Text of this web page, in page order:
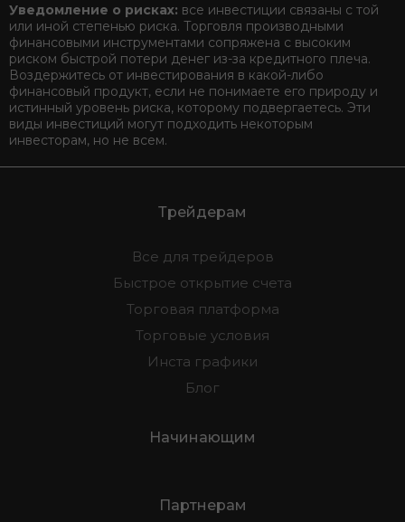
Уведомление о рисках: все инвестиции связаны с той
или иной степенью риска. Торговля производными
финансовыми инструментами сопряжена с высоким
риском быстрой потери денег из-за кредитного плеча.
Воздержитесь от инвестирования в какой-либо
финансовый продукт, если не понимаете его природу и
истинный уровень риска, которому подвергаетесь. Эти
виды инвестиций могут подходить некоторым
инвесторам, но не всем.
Трейдерам
Все для трейдеров
Быстрое открытие счета
Торговая платформа
Торговые условия
Инста графики
Блог
Начинающим
Партнерам